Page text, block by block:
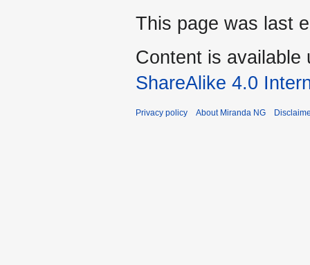
This page was last
Content is available
ShareAlike 4.0
Privacy policy About Miranda NG